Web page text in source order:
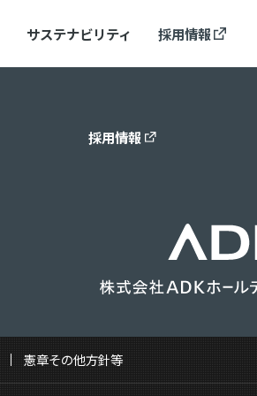
サステナビリティ 採用情報
採用情報
憲章その他方針等